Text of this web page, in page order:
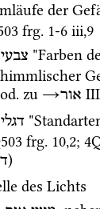
der
frg. 1-6 iii,9
צבעי "Farben
himmlischer
od. zu →אור ‎ III
דגלי
frg. 10,2;
)
des Lichts